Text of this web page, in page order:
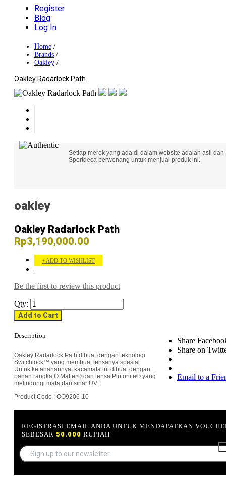
Register
Blog
Log In
Home /
Brands /
Oakley /
Oakley Radarlock Path
Setiap merek yang ada di dalam website adalah asli dan
Sportdeca berwenang untuk menjual produk ini.
oakley
Oakley Radarlock Path
Rp3,190,000.00
ADD TO WISHLIST
|
Be the first to review this product
Qty:
Add to Cart
Share
Share on
Email to a
Description
Oakley Radarlock Path dibuat dengan teknologi
Switchlock™ yang membuat lensanya spesial.
Untuk ketahanannya, kacamata ini dibuat dengan
bahan rangka O Matter® dan lensa Plutonite® yang
melindungi mata dari sinar UV.
Product Code : OO9206-10
REGISTRASI EMAIL ANDA UNTUK MENDAPATKAN
SEBESAR 50.000 RUPIAH